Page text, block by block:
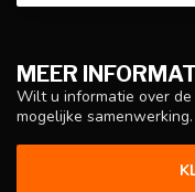
MEER
Wilt u informatie over
mogelijke samenwerking.